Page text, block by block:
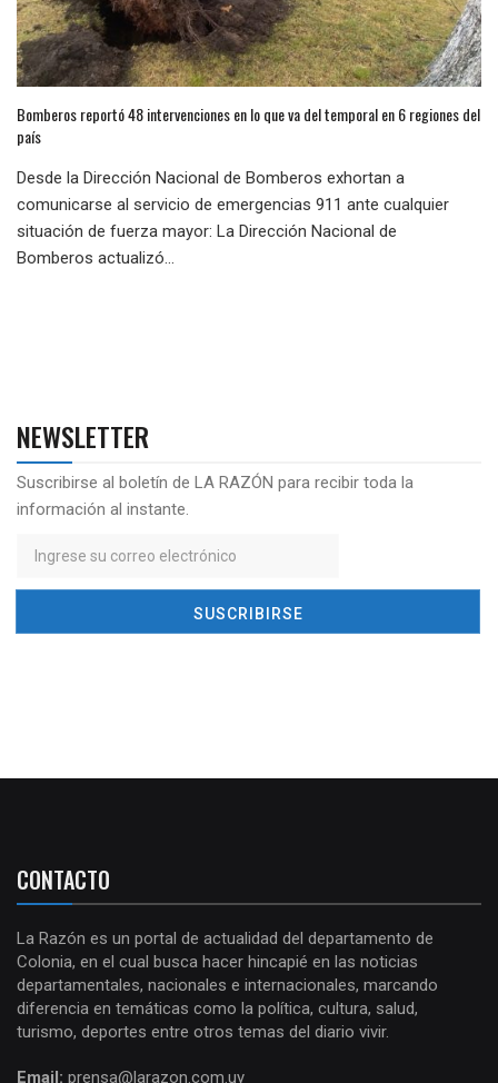
Bomberos reportó 48 intervenciones en lo que va del temporal en 6 regiones del
país
Desde la Dirección Nacional de Bomberos exhortan a
comunicarse al servicio de emergencias 911 ante cualquier
situación de fuerza mayor: La Dirección Nacional de
Bomberos actualizó...
NEWSLETTER
Suscribirse al boletín de LA RAZÓN para recibir toda la
información al instante.
CONTACTO
La Razón es un portal de actualidad del departamento de
Colonia, en el cual busca hacer hincapié en las noticias
departamentales, nacionales e internacionales, marcando
diferencia en temáticas como la política, cultura, salud,
turismo, deportes entre otros temas del diario vivir.
Email: prensa@larazon.com.uy